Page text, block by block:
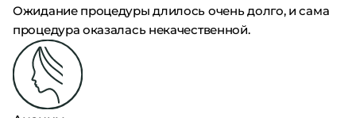
Ожидание процедуры длилось очень долго, и сама
процедура оказалась некачественной.